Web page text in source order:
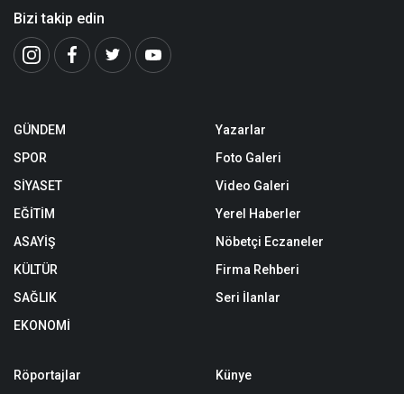
Bizi takip edin
GÜNDEM
SPOR
SİYASET
EĞİTİM
ASAYİŞ
KÜLTÜR
SAĞLIK
EKONOMİ
Yazarlar
Foto Galeri
Video Galeri
Yerel Haberler
Nöbetçi Eczaneler
Firma Rehberi
Seri İlanlar
Röportajlar
Künye